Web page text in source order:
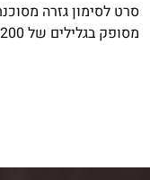
סרט לסימון גזרה
מסופק בגלילים של 200 מטר